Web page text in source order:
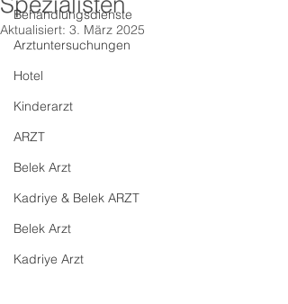
Behandlungsdienste
Arztuntersuchungen
Hotel
Kinderarzt
ARZT
Belek Arzt
Kadriye & Belek ARZT
Belek Arzt
Kadriye Arzt
Aktualisiert: 3. März 2025